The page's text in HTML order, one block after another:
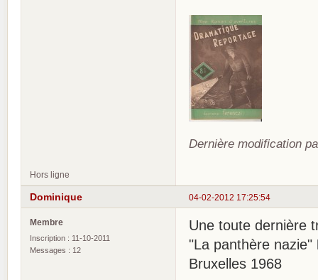
Dernière modification
Hors ligne
04-02-2012 17:25:54
Dominique
Membre
Inscription : 11-10-2011
Messages : 12
Une toute dernière
"La panthère nazie"
Bruxelles 1968